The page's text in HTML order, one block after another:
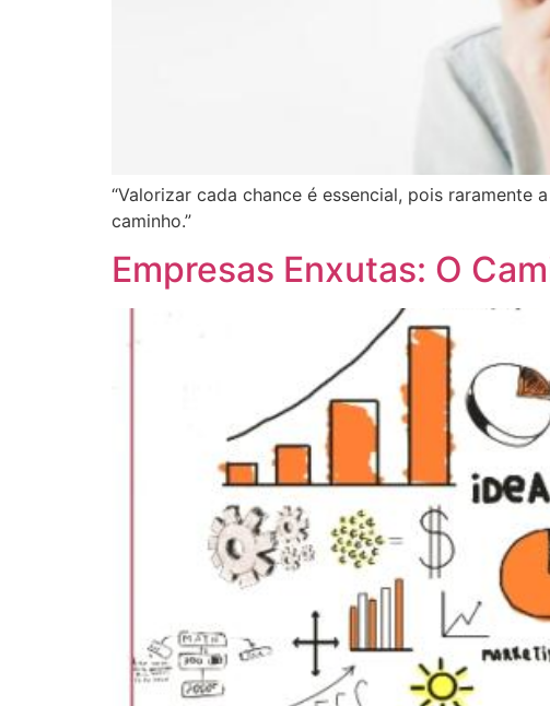
“Valorizar cada chance é essencial, pois
caminho.”
Empresas Enxutas: O